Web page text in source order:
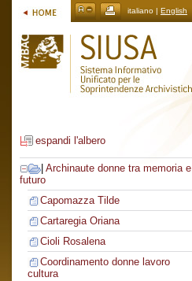
italiano | English
espandi l'albero
Archinaute donne tra memoria e
futuro
Capomazza Tilde
Cartaregia Oriana
Cioli Rosalena
Coordinamento donne lavoro
cultura